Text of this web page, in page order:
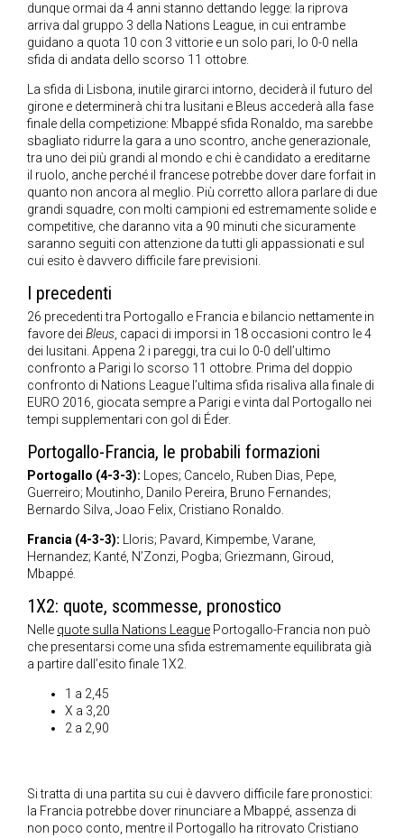
dunque ormai da 4 anni stanno dettando legge: la riprova
arriva dal gruppo 3 della Nations League, in cui entrambe
guidano a quota 10 con 3 vittorie e un solo pari, lo 0-0 nella
sfida di andata dello scorso 11 ottobre.
La sfida di Lisbona, inutile girarci intorno, deciderà il futuro del
girone e determinerà chi tra lusitani e Bleus accederà alla fase
finale della competizione: Mbappé sfida Ronaldo, ma sarebbe
sbagliato ridurre la gara a uno scontro, anche generazionale,
tra uno dei più grandi al mondo e chi è candidato a ereditarne
il ruolo, anche perché il francese potrebbe dover dare forfait in
quanto non ancora al meglio. Più corretto allora parlare di due
grandi squadre, con molti campioni ed estremamente solide e
competitive, che daranno vita a 90 minuti che sicuramente
saranno seguiti con attenzione da tutti gli appassionati e sul
cui esito è davvero difficile fare previsioni.
I precedenti
26 precedenti tra Portogallo e Francia e bilancio nettamente in
favore dei Bleus, capaci di imporsi in 18 occasioni contro le 4
dei lusitani. Appena 2 i pareggi, tra cui lo 0-0 dell’ultimo
confronto a Parigi lo scorso 11 ottobre. Prima del doppio
confronto di Nations League l’ultima sfida risaliva alla finale di
EURO 2016, giocata sempre a Parigi e vinta dal Portogallo nei
tempi supplementari con gol di Éder.
Portogallo-Francia, le probabili formazioni
Portogallo (4-3-3): Lopes; Cancelo, Ruben Dias, Pepe,
Guerreiro; Moutinho, Danilo Pereira, Bruno Fernandes;
Bernardo Silva, Joao Felix, Cristiano Ronaldo.
Francia (4-3-3): Lloris; Pavard, Kimpembe, Varane,
Hernandez; Kanté, N’Zonzi, Pogba; Griezmann, Giroud,
Mbappé.
1X2: quote, scommesse, pronostico
Nelle quote sulla Nations League Portogallo-Francia non può
che presentarsi come una sfida estremamente equilibrata già
a partire dall’esito finale 1X2.
1 a 2,45
X a 3,20
2 a 2,90
Si tratta di una partita su cui è davvero difficile fare pronostici:
la Francia potrebbe dover rinunciare a Mbappé, assenza di
non poco conto, mentre il Portogallo ha ritrovato Cristiano